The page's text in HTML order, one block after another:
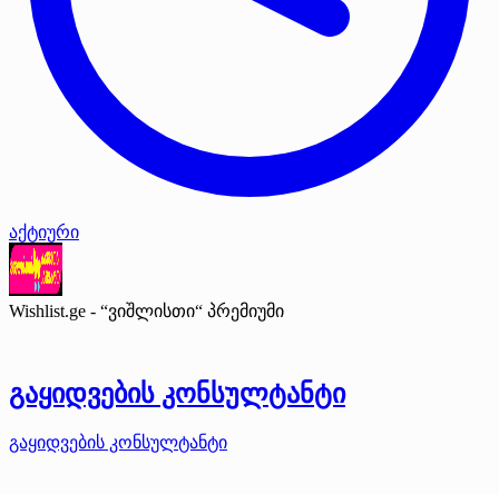
აქტიური
Wishlist.ge - “ვიშლისთი“ პრემიუმი
გაყიდვების კონსულტანტი
გაყიდვების კონსულტანტი